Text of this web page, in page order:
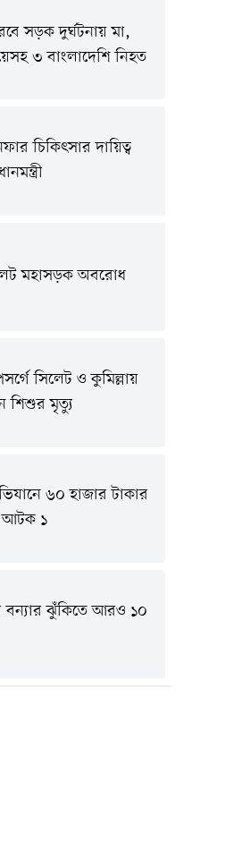
সড়ক দুর্ঘটনায় মা,
৩ বাংলাদেশি নিহত
চিকিৎসার দায়িত্ব
মহাসড়ক অবরোধ
সিলেট ও কুমিল্লায়
শিশুর মৃত্যু
৬০ হাজার টাকার
আটক ১
বন্যার ঝুঁকিতে আরও ১০